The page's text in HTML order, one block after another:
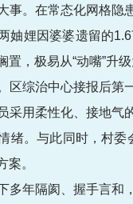
事。在常态化网格隐
娌因婆婆遗留的1.6
，极易从“动嘴”升
区综治中心接报后
采用柔性化、接地
绪。与此同时，村
案。
多年隔阂、握手言和